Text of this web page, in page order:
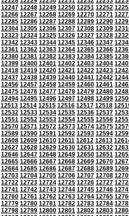
12247 12248 12249 12250 12251 12252
12266 12267 12268 12269 12270 12271
12285 12286 12287 12288 12289 12290
12304 12305 12306 12307 12308 12309
12323 12324 12325 12326 12327 12328
12342 12343 12344 12345 12346 12347
12361 12362 12363 12364 12365 12366
12380 12381 12382 12383 12384 12385
12399 12400 12401 12402 12403 12404
12418 12419 12420 12421 12422 12423
12437 12438 12439 12440 12441 12442
12456 12457 12458 12459 12460 12461
12475 12476 12477 12478 12479 12480
12494 12495 12496 12497 12498 12499
12513 12514 12515 12516 12517 12518
12532 12533 12534 12535 12536 12537
12551 12552 12553 12554 12555 12556
12570 12571 12572 12573 12574 12575
12589 12590 12591 12592 12593 12594
12608 12609 12610 12611 12612 12613
12627 12628 12629 12630 12631 12632
12646 12647 12648 12649 12650 12651
12665 12666 12667 12668 12669 12670
12684 12685 12686 12687 12688 12689
12703 12704 12705 12706 12707 12708
12722 12723 12724 12725 12726 12727
12741 12742 12743 12744 12745 12746
12760 12761 12762 12763 12764 12765
12779 12780 12781 12782 12783 12784
12798 12799 12800 12801 12802 12803